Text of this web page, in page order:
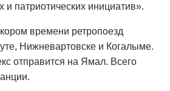
патриотических инициатив».
времени ретропоезд
Нижневартовске и Когалыме.
отправится на Ямал. Всего